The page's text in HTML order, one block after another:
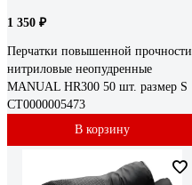
1 350 ₽
Перчатки повышенной прочности
нитриловые неопудренные
MANUAL HR300 50 шт. размер S
CT0000005473
В корзину